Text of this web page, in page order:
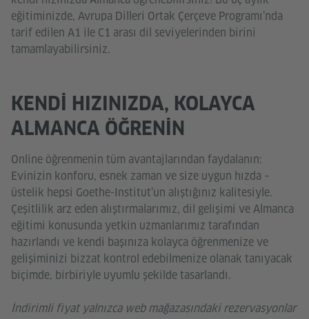
eğitiminizde, Avrupa Dilleri Ortak Çerçeve Programı’nda
tarif edilen A1 ile C1 arası dil seviyelerinden birini
tamamlayabilirsiniz.
KENDI HIZINIZDA, KOLAYCA
ALMANCA ÖĞRENIN
Online öğrenmenin tüm avantajlarından faydalanın:
Evinizin konforu, esnek zaman ve size uygun hızda –
üstelik hepsi Goethe-Institut’un alıştığınız kalitesiyle.
Çeşitlilik arz eden alıştırmalarımız, dil gelişimi ve Almanca
eğitimi konusunda yetkin uzmanlarımız tarafından
hazırlandı ve kendi başınıza kolayca öğrenmenize ve
gelişiminizi bizzat kontrol edebilmenize olanak tanıyacak
biçimde, birbiriyle uyumlu şekilde tasarlandı.
İndirimli fiyat yalnızca web mağazasındaki rezervasyonlar